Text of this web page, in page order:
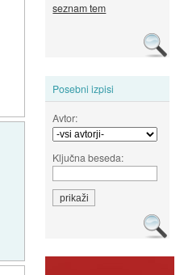
seznam tem
Posebni izpisi
Avtor:
Ključna beseda: